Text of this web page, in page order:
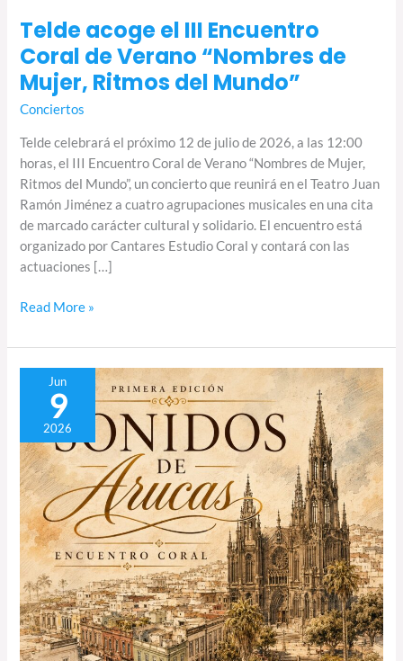
Telde acoge el III Encuentro
Coral de Verano “Nombres de
Mujer, Ritmos del Mundo”
Conciertos
Telde celebrará el próximo 12 de julio de 2026, a las 12:00
horas, el III Encuentro Coral de Verano “Nombres de Mujer,
Ritmos del Mundo”, un concierto que reunirá en el Teatro Juan
Ramón Jiménez a cuatro agrupaciones musicales en una cita
de marcado carácter cultural y solidario. El encuentro está
organizado por Cantares Estudio Coral y contará con las
actuaciones […]
Read More »
Jun
9
2026
Encuentro
Sonidos
de
Arucas